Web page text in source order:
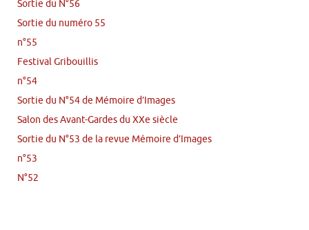
Sortie du N°56
Sortie du numéro 55
n°55
Festival Gribouillis
n°54
Sortie du N°54 de Mémoire d’Images
Salon des Avant-Gardes du XXe siècle
Sortie du N°53 de la revue Mémoire d’Images
n°53
N°52